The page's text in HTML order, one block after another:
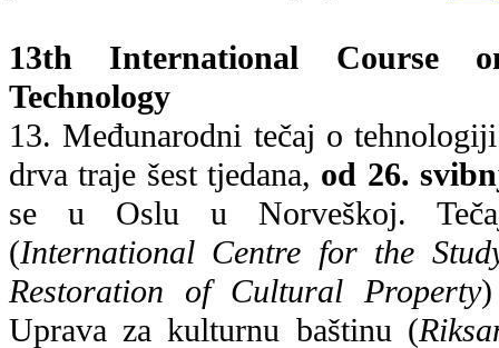
13th International Course
Technology
13. Međunarodni tečaj o
drva traje šest tjedana, od 26.
se u Oslu u Norveškoj.
(International Centre for the
Restoration of Cultural Property
Uprava za kulturnu baštinu (